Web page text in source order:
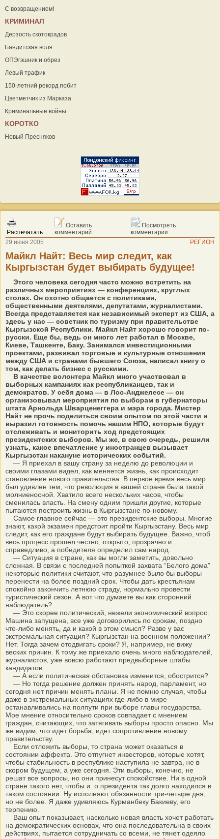
С возвращением!
КРИМИНАЛ
Дерзость скотокрадов
Бандитская воля
ОПЭгэшник и обрез
Левый трафик
150-летний рекорд побит
Цветметчик из Марказа
Криминальные войны
КОРОТКО
Новый Пресняков
Распечатать
Оставить
комментарий
Посмотреть
комментарии
29 июня 2005
РЕГИОН
Майкл Найт: Весь мир следит, как
Кыргызстан будет выбирать будущее!
Этого человека сегодня часто можно встретить на
различных мероприятиях — конференциях, круглых
столах. Он охотно общается с политиками,
общественными деятелями, депутатами, журналистами.
Всегда представляется как независимый эксперт из США, а
здесь у нас — советник по туризму при правительстве
Кыргызской Республики. Майкл Найт хорошо говорит по-
русски. Еще бы, ведь он много лет работал в Москве,
Киеве, Ташкенте, Баку. Занимался инвестиционными
проектами, развивал торговые и культурные отношения
между США и странами бывшего Союза, написал книгу о
том, как делать бизнес с русскими.
В качестве волонтера Майкл много участвовал в
выборных кампаниях как республиканцев, так и
демократов. У себя дома — в Лос-Анджелесе — он
организовывал мероприятия по выборам в губернаторы
штата Арнольда Шварценеггера и мэра города. Мистер
Найт не прочь поделиться своим опытом по этой части и
выразил готовность помочь нашим НПО, которые будут
отслеживать и мониторить ход предстоящих
президентских выборов. Мы же, в свою очередь, решили
узнать, какое впечатление у иностранцев вызывает
Кыргызстан накануне исторических событий.
— Я приехал в вашу страну за неделю до революции и
своими глазами видел, как меняется жизнь, как происходит
становление нового правительства. В первое время весь мир
был удивлен тем, что революция в вашей стране была такой
молниеносной. Хватило всего нескольких часов, чтобы
сменилась власть. На смену одним пришли другие, которые
пытаются построить жизнь в Кыргызстане по-новому.
Самое главное сейчас — это президентские выборы. Многие
знают, какой экзамен предстоит пройти Кыргызстану. Весь мир
следит, как его граждане будут выбирать будущее. Важно, чтоб
весь процесс прошел честно, открыто, прозрачно и
справедливо, а победителя определил сам народ.
— Ситуация в стране, как вы могли заметить, довольно
сложная. В связи с последней попыткой захвата “Белого дома”
некоторые политики считают, что разумнее было бы выборы
перенести на более поздний срок. Чтобы дать крестьянам
спокойно закончить летнюю страду, нормально провести
туристический сезон. А вот что думаете вы как сторонний
наблюдатель?
— Это скорее политический, нежели экономический вопрос.
Машина запущена, все уже договорились по срокам, поздно
что-либо менять, да и какой в этом смысл? Разве у вас
экстремальная ситуация? Кыргызстан на военном положении?
Нет. Тогда зачем отодвигать сроки? Я, например, не вижу
веских причин. К тому же приехало очень много наблюдателей,
журналистов, уже вовсю работают предвыборные штабы
кандидатов.
— А если политическая обстановка изменится, обострится?
— Но тогда решение должен принять народ, парламент, но
сегодня нет причин менять планы. Я не помню случая, чтобы
даже в экстремальных ситуациях где-либо в мире
останавливались на полпути при выборе главы государства.
Мое мнение относительно сроков совпадает с мнением
граждан, считающих, что затягивать выборы просто опасно. Мы
же видим, что идет борьба, идет сопротивление новому
правительству.
Если отложить выборы, то страна может оказаться в
состоянии аффекта. Это отпугнет инвесторов, которые хотят,
чтобы стабильность в республике наступила не завтра, не в
скором будущем, а уже сегодня. Эти выборы, конечно, не
решат все вопросы, но они принесут спокойствие. Ни в одной
стране такого нет, чтобы и. о президента так долго находился в
таком состоянии. Ну исполняют обязанности три-четыре дня,
но не более. Я даже удивляюсь Курманбеку Бакиеву, его
терпению.
Ваш опыт показывает, насколько новая власть хочет работать
на демократических основах, что она последовательна в своих
действиях, пытается сотрудничать со всеми, не тянет одеяло